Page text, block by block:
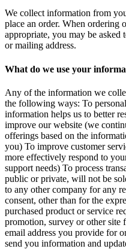
We collect information from
place an order. When ordering
appropriate, you may be asked
or mailing address.
What do we use your
Any of the information we
the following ways: To
information helps us to better
improve our website (we
offerings based on the
you) To improve customer
more effectively respond to
support needs) To process
public or private, will not be
to any other company for any
consent, other than for the
purchased product or service
promotion, survey or other site
email address you provide for
send you information and